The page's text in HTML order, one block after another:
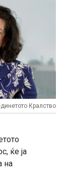
Кралство
ќе ја
на